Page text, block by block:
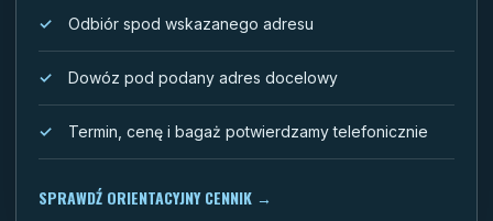
Odbiór spod wskazanego adresu
Dowóz pod podany adres docelowy
Termin, cenę i bagaż potwierdzamy telefonicznie
SPRAWDŹ ORIENTACYJNY CENNIK →